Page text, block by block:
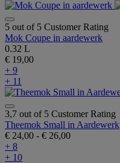
5 out of 5 Customer Rating
Mok Coupe in aardewerk
0.32 L
€ 19,00
+ 9
+ 11
3,7 out of 5 Customer Rating
Theemok Small in Aardewerk
€ 24,00 - € 26,00
+ 8
+ 10